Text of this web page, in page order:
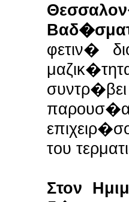
φετιν�
του
Στον